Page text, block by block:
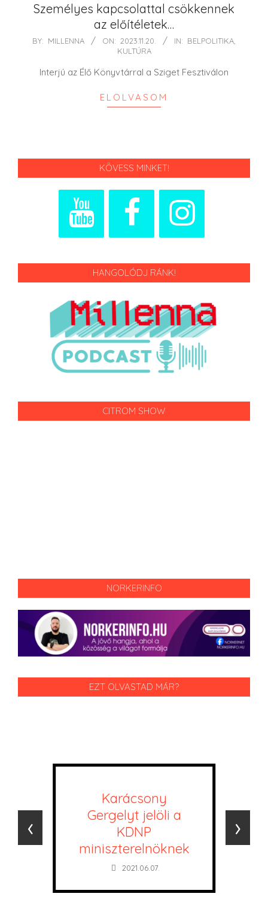
Személyes kapcsolattal csökkennek
az előítéletek…
2023-
BY: MILLENNA ON: 2023.11.20. IN: BELPOLITIKA
KULTÚRA
Interjú az Élő Könyvtárral a Sziget Fesztiválon
ELOLVASOM
KÖVESS MINKET!
HANGOLÓDJ RÁNK!
CITROM SHOW
NORKERINFO
EZT OLVASTAD MÁR?
Karácsony
Gergelyt jelöli a
KDNP
miniszterelnöknek
2021.06.07.
‹ ›